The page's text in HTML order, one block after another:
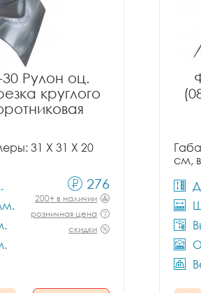
Рулон оц.
круглого
31 X 31 X 20
276
200+ в наличии
розничная цена
скидки
см,